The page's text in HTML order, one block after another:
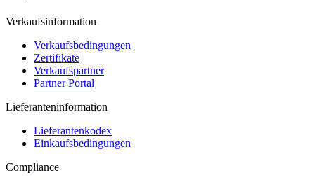
Verkaufsinformation
Verkaufsbedingungen
Zertifikate
Verkaufspartner
Partner Portal
Lieferanteninformation
Lieferantenkodex
Einkaufsbedingungen
Compliance